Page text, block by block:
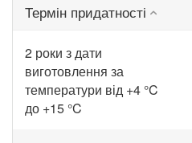
Термін придатності
2 роки з дати
виготовлення за
температури від +4 °C
до +15 °C